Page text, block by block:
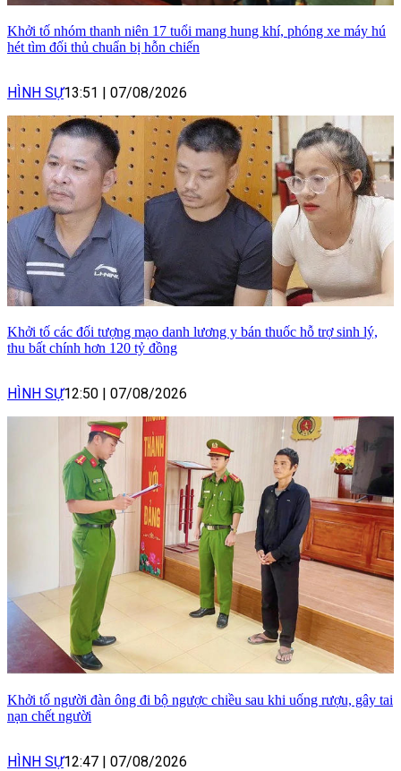
Khởi tố nhóm thanh niên 17 tuổi mang hung khí, phóng xe máy hú
hét tìm đối thủ chuẩn bị hỗn chiến
HÌNH SỰ13:51 07/08/2026
Khởi tố các đối tượng mạo danh lương y bán thuốc hỗ trợ sinh lý,
thu bất chính hơn 120 tỷ đồng
HÌNH SỰ12:50 | 07/08/2026
Khởi tố người đàn ông đi bộ ngược chiều sau khi uống rượu, gây tai
nạn chết người
HÌNH SỰ12:47 | 07/08/2026